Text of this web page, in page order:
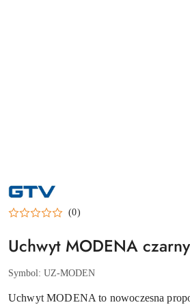
NAZWA
PRODUCENTA:
GTV
(0)
Uchwyt MODENA
Symbol: UZ-MODEN
Uchwyt MODENA to nowoczesna